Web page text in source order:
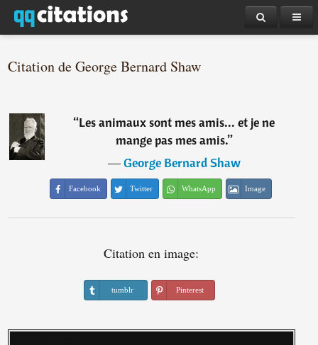
Citation de George Bernard Shaw
“Les animaux sont mes amis... et je ne
mange pas mes amis.”
―George Bernard Shaw
Facebook Twitter WhatsApp Image
Citation en image:
tumblr Pinterest